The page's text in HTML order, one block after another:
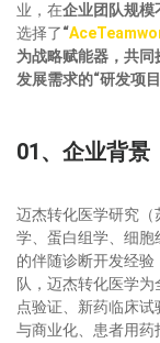
业，在企业团队规模
选择了“
为战略赋能器，共
发展需求的“研发项
01、企业背景
迈杰转化医学研究（
学、蛋白组学、细
的伴随诊断开发经
队，迈杰转化医学
点验证、新药临床
与商业化、患者用